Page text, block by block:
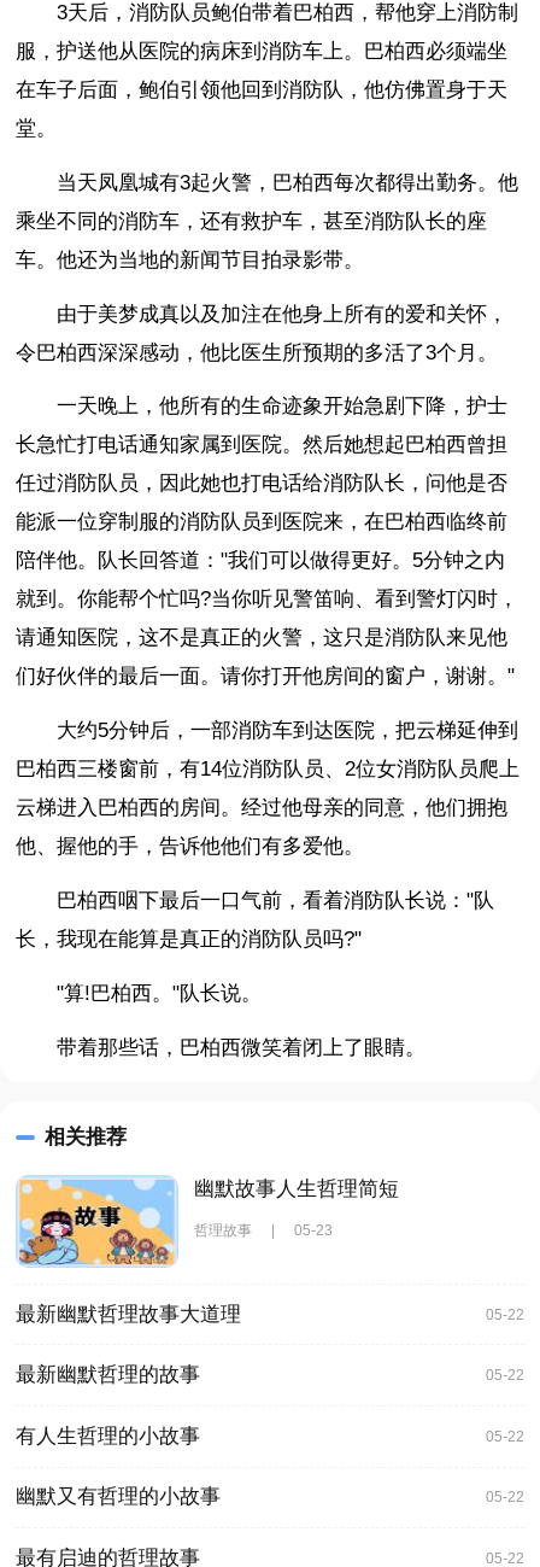
3天后，消防队员鲍伯带着巴柏西，帮他穿上消防制
服，护送他从医院的病床到消防车上。巴柏西必须端坐
在车子后面，鲍伯引领他回到消防队，他仿佛置身于天
堂。
当天凤凰城有3起火警，巴柏西每次都得出勤务。他
乘坐不同的消防车，还有救护车，甚至消防队长的座
车。他还为当地的新闻节目拍录影带。
由于美梦成真以及加注在他身上所有的爱和关怀，
令巴柏西深深感动，他比医生所预期的多活了3个月。
一天晚上，他所有的生命迹象开始急剧下降，护士
长急忙打电话通知家属到医院。然后她想起巴柏西曾担
任过消防队员，因此她也打电话给消防队长，问他是否
能派一位穿制服的消防队员到医院来，在巴柏西临终前
陪伴他。队长回答道："我们可以做得更好。5分钟之内
就到。你能帮个忙吗?当你听见警笛响、看到警灯闪时，
请通知医院，这不是真正的火警，这只是消防队来见他
们好伙伴的最后一面。请你打开他房间的窗户，谢谢。"
大约5分钟后，一部消防车到达医院，把云梯延伸到
巴柏西三楼窗前，有14位消防队员、2位女消防队员爬上
云梯进入巴柏西的房间。经过他母亲的同意，他们拥抱
他、握他的手，告诉他他们有多爱他。
巴柏西咽下最后一口气前，看着消防队长说："队
长，我现在能算是真正的消防队员吗?"
"算!巴柏西。"队长说。
带着那些话，巴柏西微笑着闭上了眼睛。
相关推荐
幽默故事人生哲理简短
哲理故事 05-23
最新幽默哲理故事大道理 05-22
最新幽默哲理的故事 05-22
有人生哲理的小故事 05-22
幽默又有哲理的小故事 05-22
最有启迪的哲理故事 05-22